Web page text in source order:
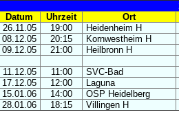
Datum Uhrzeit
Ort
26.11.05 19:00
Heidenheim H
08.12.05 20:15
Kornwestheim H
09.12.05 21:00 Heilbronn H
11.12.05 11:00
SVC-Bad
17.12.05 12:00
Laguna
15.01.06 14:00
OSP Heidelberg
28.01.06 18:15 Villingen H